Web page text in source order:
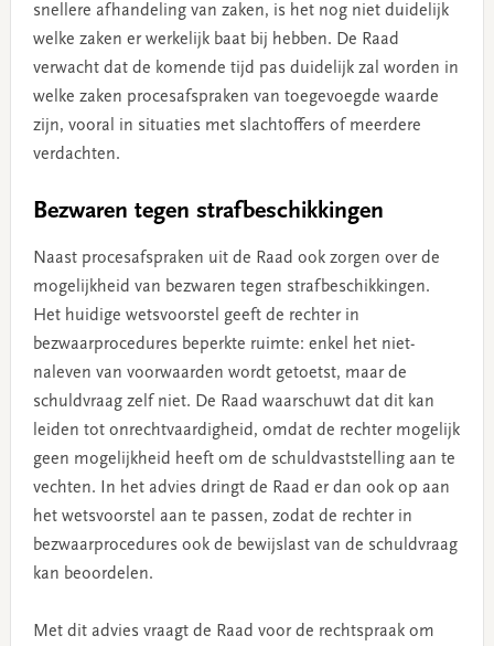
snellere afhandeling van zaken, is het nog niet duidelijk
welke zaken er werkelijk baat bij hebben. De Raad
verwacht dat de komende tijd pas duidelijk zal worden in
welke zaken procesafspraken van toegevoegde waarde
zijn, vooral in situaties met slachtoffers of meerdere
verdachten.
Bezwaren tegen strafbeschikkingen
Naast procesafspraken uit de Raad ook zorgen over de
mogelijkheid van bezwaren tegen strafbeschikkingen.
Het huidige wetsvoorstel geeft de rechter in
bezwaarprocedures beperkte ruimte: enkel het niet-
naleven van voorwaarden wordt getoetst, maar de
schuldvraag zelf niet. De Raad waarschuwt dat dit kan
leiden tot onrechtvaardigheid, omdat de rechter mogelijk
geen mogelijkheid heeft om de schuldvaststelling aan te
vechten. In het advies dringt de Raad er dan ook op aan
het wetsvoorstel aan te passen, zodat de rechter in
bezwaarprocedures ook de bewijslast van de schuldvraag
kan beoordelen.
Met dit advies vraagt de Raad voor de rechtspraak om